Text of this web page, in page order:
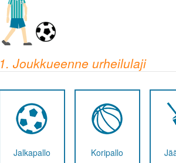
1. Joukkueenne urheilulaji
Jalkapallo Koripallo